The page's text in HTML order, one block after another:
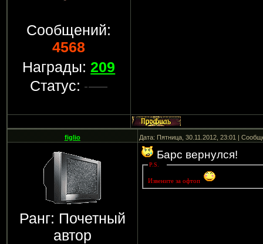
Сообщений:
4568
Награды:209
Статус:
figlio Дата: Пятница, 30.11.2012, 23:01 |
Ранг: Почетный
автор
Барс вернулся!
P.S.
Извените за офтоп